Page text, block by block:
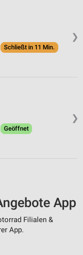
❯
Schließt in 11 Min.
❯
Geöffnet
App
Filialen &
App.